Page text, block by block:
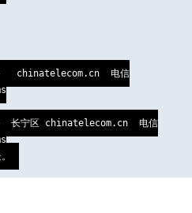
chinatelecom.cn  电信
区 chinatelecom.cn  电信